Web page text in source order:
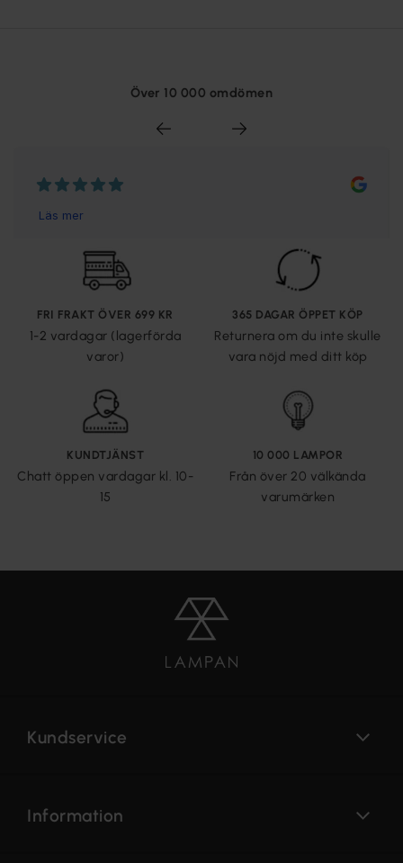
Över 10 000 omdömen
FRI FRAKT ÖVER 699 KR
1-2 vardagar (lagerförda
varor)
365 DAGAR ÖPPET KÖP
Returnera om du inte skulle
vara nöjd med ditt köp
KUNDTJÄNST
Chatt öppen vardagar kl. 10-
15
10 000 LAMPOR
Från över 20 välkända
varumärken
Kundservice
Information